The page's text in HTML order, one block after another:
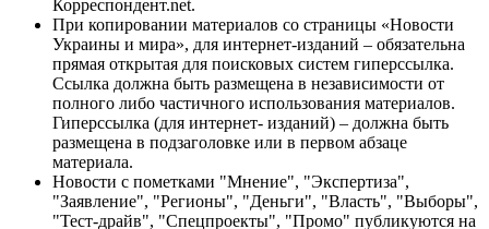
Корреспондент.net.
При копировании материалов со страницы «Новости
Украины и мира», для интернет-изданий – обязательна
прямая открытая для поисковых систем гиперссылка.
Ссылка должна быть размещена в независимости от
полного либо частичного использования материалов.
Гиперссылка (для интернет- изданий) – должна быть
размещена в подзаголовке или в первом абзаце
материала.
Новости с пометками "Мнение", "Экспертиза",
"Заявление", "Регионы", "Деньги", "Власть", "Выборы",
"Тест-драйв", "Спецпроекты", "Промо" публикуются на